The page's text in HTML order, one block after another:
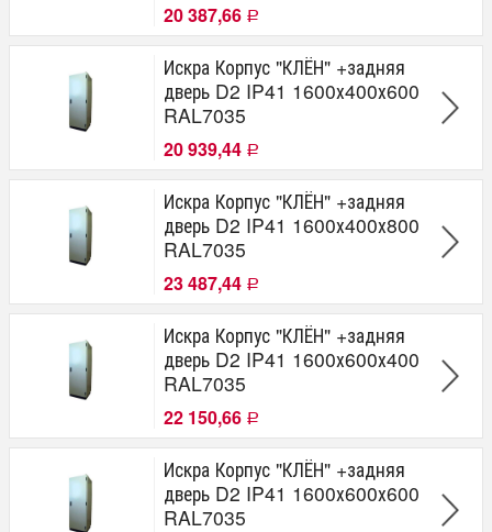
1900
1850
1800
1750
1700
1600
Ширина H(мм)
1000
800
600
Глубина G(мм)
600
450
Материал корпуса
сталь
20 387,66 Р
Искра Корпус "КЛЁН" +задняя
дверь D2 IP41 1600х400х600
RAL7035
20 939,44 Р
Искра Корпус "КЛЁН" +задняя
дверь D2 IP41 1600х400х800
RAL7035
23 487,44 Р
Искра Корпус "КЛЁН" +задняя
дверь D2 IP41 1600х600х400
RAL7035
22 150,66 Р
Искра Корпус "КЛЁН" +задняя
дверь D2 IP41 1600х600х600
RAL7035